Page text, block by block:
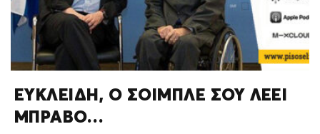
ΕΥΚΛΕΙΔΗ, Ο ΣΟΙΜΠΛΕ ΣΟΥ ΛΕΕΙ
ΜΠΡΑΒΟ…